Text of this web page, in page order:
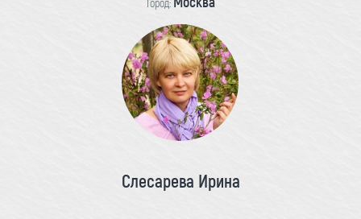
Слесарева Ирина